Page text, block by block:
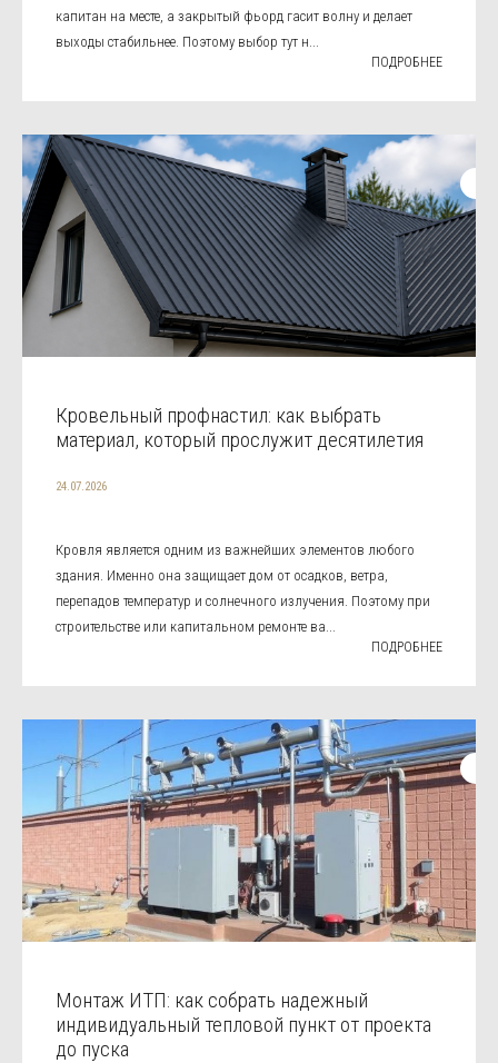
капитан на месте, а закрытый фьорд гасит волну и делает
выходы стабильнее. Поэтому выбор тут н...
ПОДРОБНЕЕ
Кровельный профнастил: как выбрать
материал, который прослужит десятилетия
24.07.2026
Кровля является одним из важнейших элементов любого
здания. Именно она защищает дом от осадков, ветра,
перепадов температур и солнечного излучения. Поэтому при
строительстве или капитальном ремонте ва...
ПОДРОБНЕЕ
Монтаж ИТП: как собрать надежный
индивидуальный тепловой пункт от проекта
до пуска